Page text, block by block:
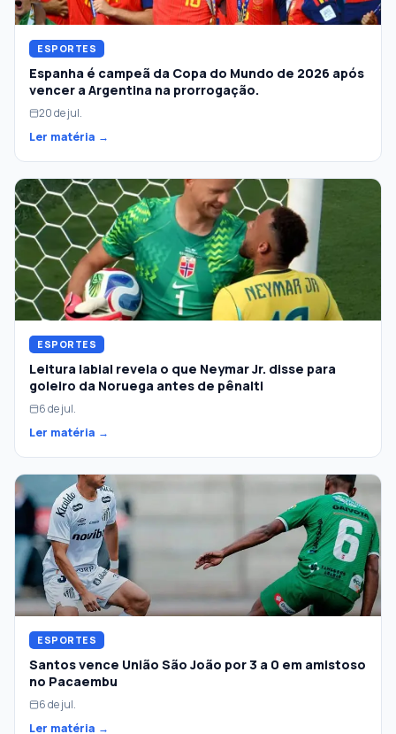
ESPORTES
Espanha é campeã da Copa do Mundo de 2026 após
vencer a Argentina na prorrogação.
20 de jul.
Ler matéria →
ESPORTES
Leitura labial revela o que Neymar Jr. disse para
goleiro da Noruega antes de pênalti
6 de jul.
Ler matéria →
ESPORTES
Santos vence União São João por 3 a 0 em amistoso
no Pacaembu
6 de jul.
Ler matéria →